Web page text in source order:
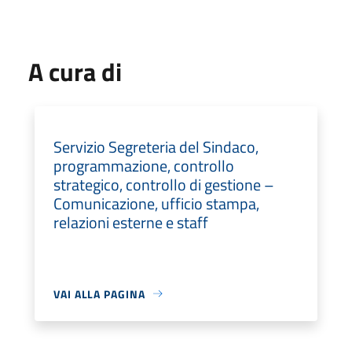
A cura di
Servizio Segreteria del Sindaco,
programmazione, controllo
strategico, controllo di gestione –
Comunicazione, ufficio stampa,
relazioni esterne e staff
VAI ALLA PAGINA